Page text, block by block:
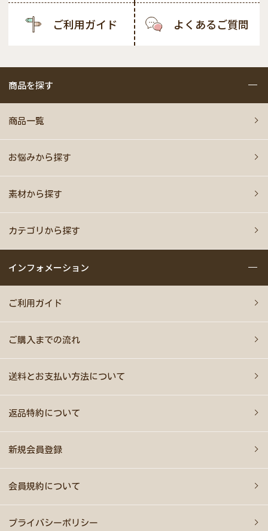
ご利用ガイド よくあるご質問
商品を探す
商品一覧
お悩みから探す
素材から探す
カテゴリから探す
インフォメーション
ご利用ガイド
ご購入までの流れ
送料とお支払い方法について
返品特約について
新規会員登録
会員規約について
プライバシーポリシー